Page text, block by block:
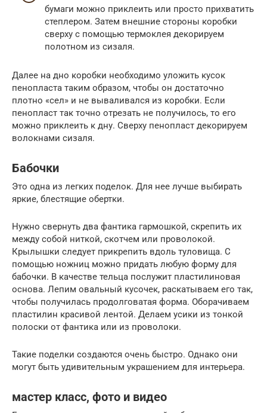
бумаги можно приклеить или просто прихватить
степлером. Затем внешние стороны коробки
сверху с помощью термоклея декорируем
полотном из сизаля.
Далее на дно коробки необходимо уложить кусок
пенопласта таким образом, чтобы он достаточно
плотно «сел» и не вываливался из коробки. Если
пенопласт так точно отрезать не получилось, то его
можно приклеить к дну. Сверху пенопласт декорируем
волокнами сизаля.
Бабочки
Это одна из легких поделок. Для нее лучше выбирать
яркие, блестящие обертки.
Нужно свернуть два фантика гармошкой, скрепить их
между собой ниткой, скотчем или проволокой.
Крылышки следует прикрепить вдоль туловища. С
помощью ножниц можно придать любую форму для
бабочки. В качестве тельца послужит пластилиновая
основа. Лепим овальный кусочек, раскатываем его так,
чтобы получилась продолговатая форма. Оборачиваем
пластилин красивой лентой. Делаем усики из тонкой
полоски от фантика или из проволоки.
Такие поделки создаются очень быстро. Однако они
могут быть удивительным украшением для интерьера.
мастер класс, фото и видео